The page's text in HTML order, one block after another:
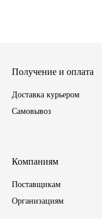
Спецтехника
УАЗ
Фильтры
Получение и оплата
Доставка курьером
Самовывоз
Компаниям
Поставщикам
Организациям